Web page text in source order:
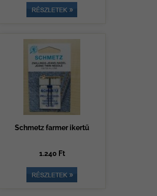
Schmetz farmer ikertű
1.240 Ft